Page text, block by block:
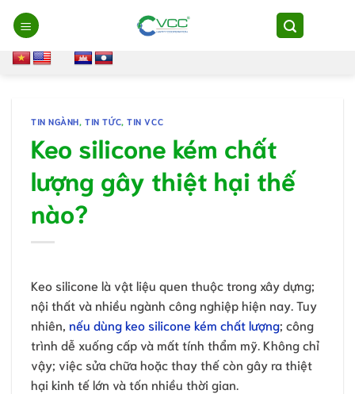
Chuyển
đến
nội
dung
TIN NGÀNH,TIN TỨC,TIN VCC
Keo silicone kém chất
lượng gây thiệt hại thế
nào?
Keo silicone là vật liệu quen thuộc trong xây dựng;
nội thất và nhiều ngành công nghiệp hiện nay. Tuy
nhiên, nếu dùng keo silicone kém chất lượng; công
trình dễ xuống cấp và mất tính thẩm mỹ. Không chỉ
vậy; việc sửa chữa hoặc thay thế còn gây ra thiệt
hại kinh tế lớn và tốn nhiều thời gian.